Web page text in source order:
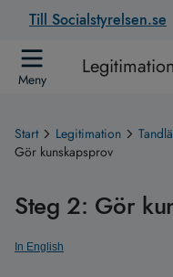
Till Socialstyrelsen.se
Meny
Start Legitimation
Gör kunskapsprov
Steg 2: Gör
In English